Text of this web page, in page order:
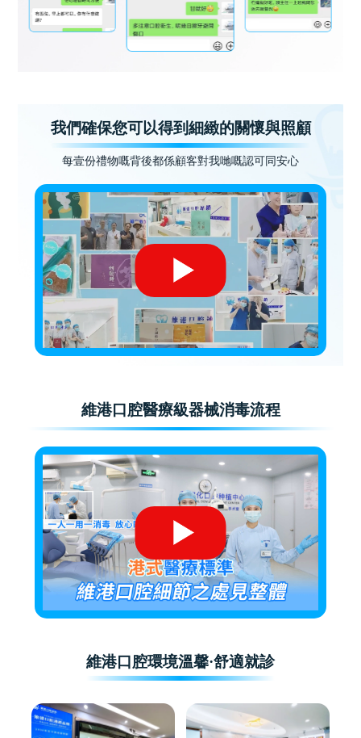
我們確保您可以得到細緻的關懷與照顧
每壹份禮物嘅背後都係顧客對我哋嘅認可同安心
維港口腔醫療級器械消毒流程
維港口腔環境溫馨·舒適就診